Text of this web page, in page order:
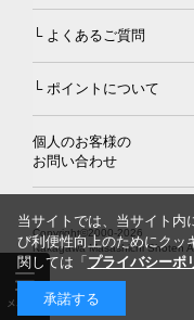
└ よくあるご質問
└ ポイントについて
個人のお客様の
お問い合わせ
Copyright©2000-2026
Nakagawa Masashichi Shoten
当サイトでは、当サイト内
び利便性向上のためにクッ
関しては「 プライバシーポ
承諾する